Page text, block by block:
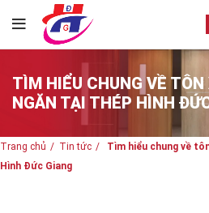
TÌM HIỂU CHUNG VỀ
NGĂN TẠI THÉP HÌNH
Trang chủ Tin tức
Tìm hiểu chung về
Hình Đức Giang